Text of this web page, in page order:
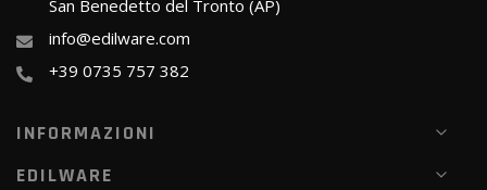
San Benedetto del Tronto (AP)
info@edilware.com
+39 0735 757 382
INFORMAZIONI
EDILWARE